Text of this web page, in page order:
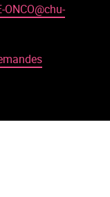
ONCO@chu-